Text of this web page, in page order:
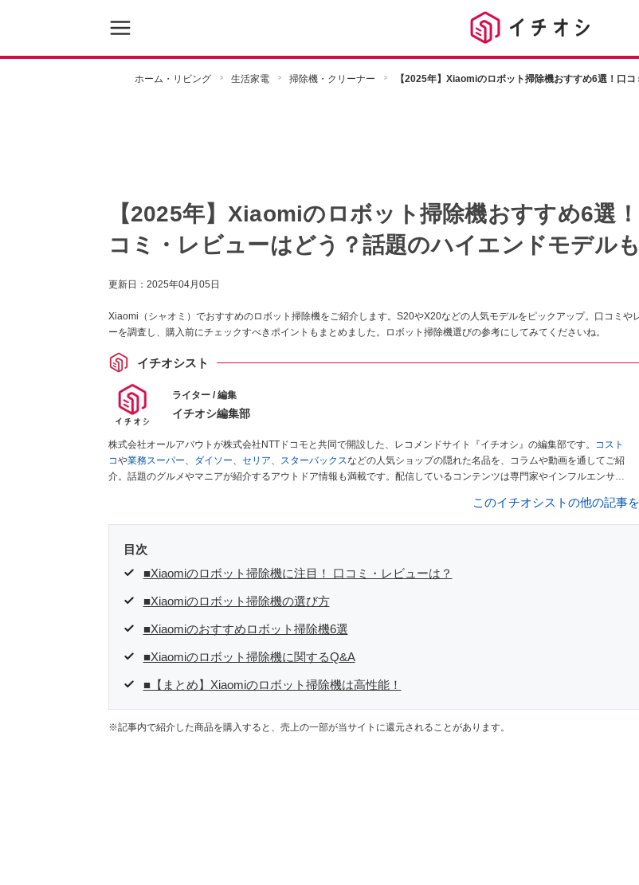
ホーム・リビング 生活家電 掃除機・クリーナー 【2025年】Xiaomiのロボット掃除機おすすめ6選！口
【2025年】Xiaomiのロボット掃除機おすすめ6選！
コミ・レビューはどう？話題のハイエンドモデルも
更新日： 2025年04月05日
Xiaomi（シャオミ）でおすすめのロボット掃除機をご紹介します。S20やX20などの人気モデルをピックアップ。口コミや
ーを調査し、購入前にチェックすべきポイントもまとめました。ロボット掃除機選びの参考にしてみてくださいね。
イチオシスト
ライター / 編集
イチオシ編集部
株式会社オールアバウトが株式会社NTTドコモと共同で開設した、レコメンドサイト『イチオシ』の編集部です。
コスト
コや業務スーパー、 ダイソー、 セリア、 スターバックスなどの人気ショップの隠れた名品を、コラムや動画を通してご紹
介。話題のグルメやマニアが紹介するアウトドア情報も満載です。配信しているコンテンツは専門家やインフルエンサー
このイチオシストの他の記事
目次
■Xiaomiのロボット掃除機に注目！ 口コミ・レビューは？
■Xiaomiのロボット掃除機の選び方
■Xiaomiのおすすめロボット掃除機6選
■Xiaomiのロボット掃除機に関するQ&A
■【まとめ】Xiaomiのロボット掃除機は高性能！
※記事内で紹介した商品を購入すると、売上の一部が当サイトに還元されることがあります。